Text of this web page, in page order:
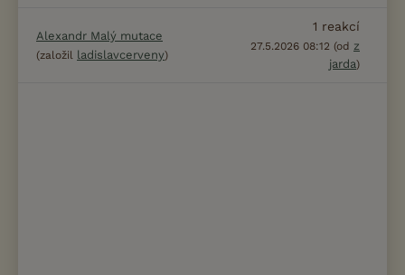
Alexandr Malý mutace
(založil ladislavcerveny)
1 reakcí
27.5.2026 08:12 (od z
jarda)